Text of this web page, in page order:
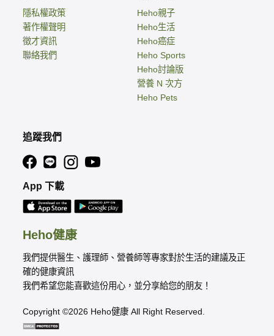
Heho健康
我們提供醫生、護理師、營養師等專家對於生活的建議及正
確的健康資訊
我們希望您能喜歡這份用心，並分享給您的朋友！
Copyright ©2026 Heho健康 All Right Reserved.
隱私權政策
著作權聲明
徵才資訊
聯絡我們
Heho親子
Heho生活
Heho癌症
Heho Sports
Heho討論版
營養 N 次方
Heho Pets
追蹤我們
App 下載